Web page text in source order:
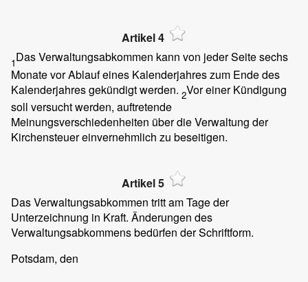
Artikel 4
1Das Verwaltungsabkommen kann von jeder Seite sechs
Monate vor Ablauf eines Kalenderjahres zum Ende des
Kalenderjahres gekündigt werden. 2Vor einer Kündigung
soll versucht werden, auftretende
Meinungsverschiedenheiten über die Verwaltung der
Kirchensteuer einvernehmlich zu beseitigen.
Artikel 5
Das Verwaltungsabkommen tritt am Tage der
Unterzeichnung in Kraft. Änderungen des
Verwaltungsabkommens bedürfen der Schriftform.
Potsdam, den